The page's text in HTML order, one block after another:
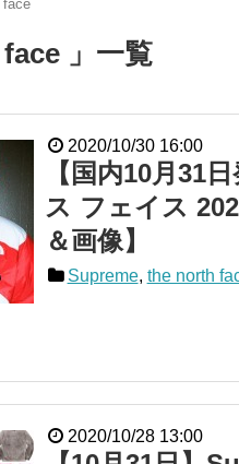
face
」一覧
2020/10/30 16:00
【国内10月31
ス フェイス
＆画像】
Supreme, the north
2020/10/28 13:00